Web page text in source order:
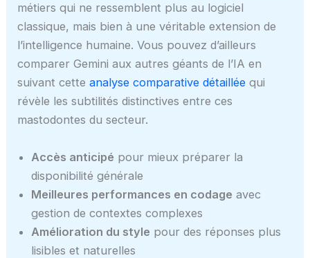
métiers qui ne ressemblent plus au logiciel
classique, mais bien à une véritable extension de
l’intelligence humaine. Vous pouvez d’ailleurs
comparer Gemini aux autres géants de l’IA en
suivant cetteanalyse comparative détaillée qui
révèle les subtilités distinctives entre ces
mastodontes du secteur.
Accès anticipé pour mieux préparer la
disponibilité générale
Meilleures performances en codage avec
gestion de contextes complexes
Amélioration du style pour des réponses plus
lisibles et naturelles